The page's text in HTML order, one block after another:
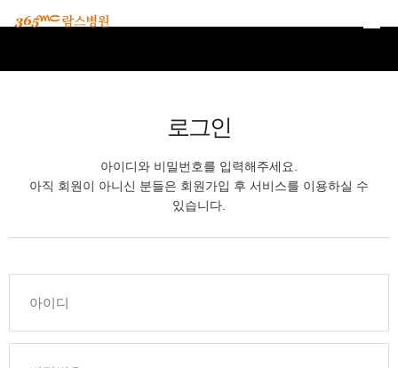
로그인
아이디와 비밀번호를 입력해주세요.
아직 회원이 아니신 분들은 회원가입 후 서비스를 이용하실 수
있습니다.